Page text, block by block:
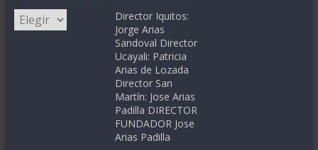
Categorías
Director Iquitos:
Jorge Arias
Sandoval Director
Ucayali: Patricia
Arias de Lozada
Director San
Martín: Jose Arias
Padilla DIRECTOR
FUNDADOR Jose
Arias Padilla